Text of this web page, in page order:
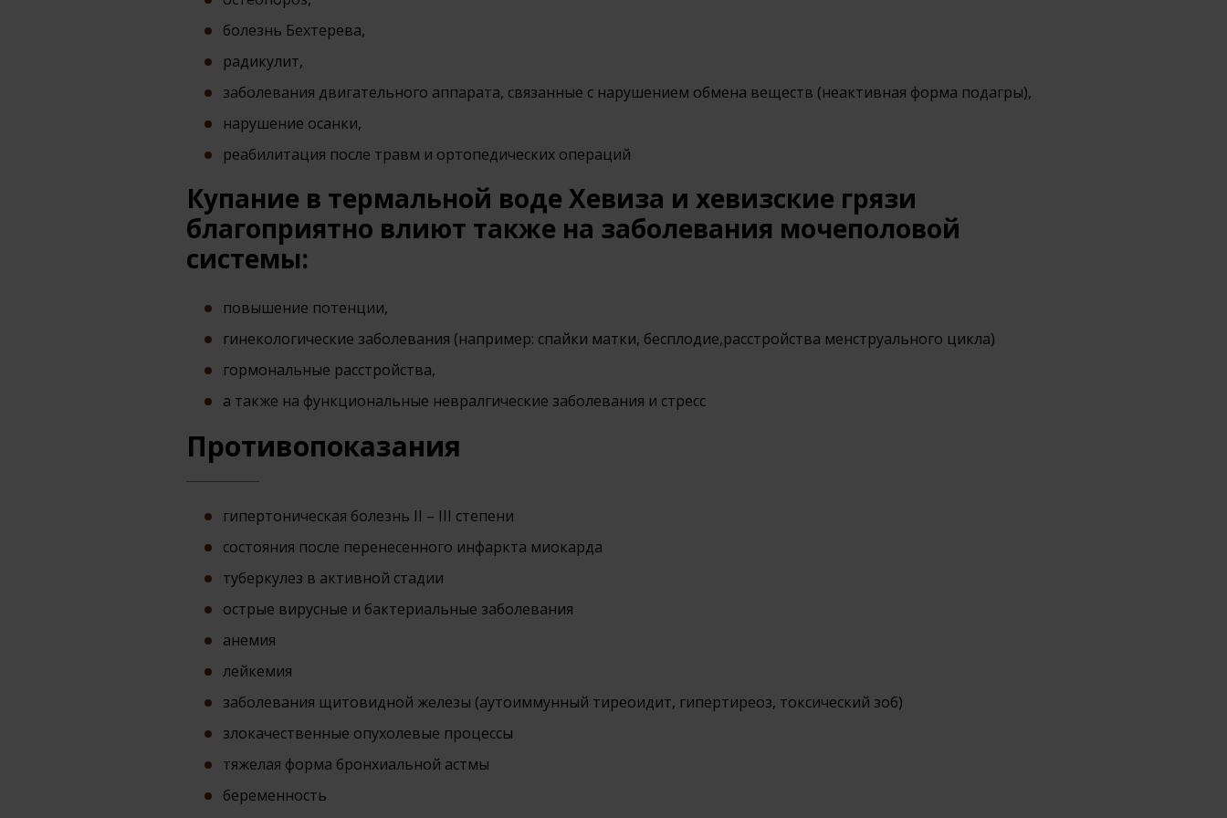
болезнь Бехтерева,
радикулит,
заболевания двигательного аппарата, связанные с нарушением обмена веществ (неактивная форма подагры),
нарушение осанки,
реабилитация после травм и ортопедических операций
Купание в термальной воде Хевиза и хевизские грязи
благоприятно влиют также на заболевания мочеполовой
системы:
повышение потенции,
гинекологические заболевания (например: спайки матки, бесплодие,расстройства менструального цикла)
гормональные расстройства,
а также на функциональные невралгические заболевания и стресс
Противопоказания
гипертоническая болезнь II – III степени
состояния после перенесенного инфаркта миокарда
туберкулез в активной стадии
острые вирусные и бактериальные заболевания
анемия
лейкемия
заболевания щитовидной железы (аутоиммунный тиреоидит, гипертиреоз, токсический зоб)
злокачественные опухолевые процессы
тяжелая форма бронхиальной астмы
беременность